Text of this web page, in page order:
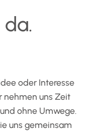
oder Interesse
nehmen uns Zeit
ohne Umwege.
uns gemeinsam